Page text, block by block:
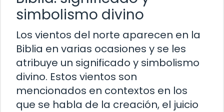
simbolismo divino
Los vientos del norte aparecen en la
Biblia en varias ocasiones y se les
atribuye un significado y simbolismo
divino. Estos vientos son
mencionados en contextos en los
que se habla de la creación, el juicio